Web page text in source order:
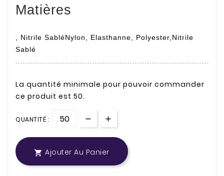
Matières
, Nitrile SabléNylon, Elasthanne, Polyester,Nitrile
Sablé
La quantité minimale pour pouvoir commander
ce produit est 50.
QUANTITÉ :
 Ajouter Au Panier